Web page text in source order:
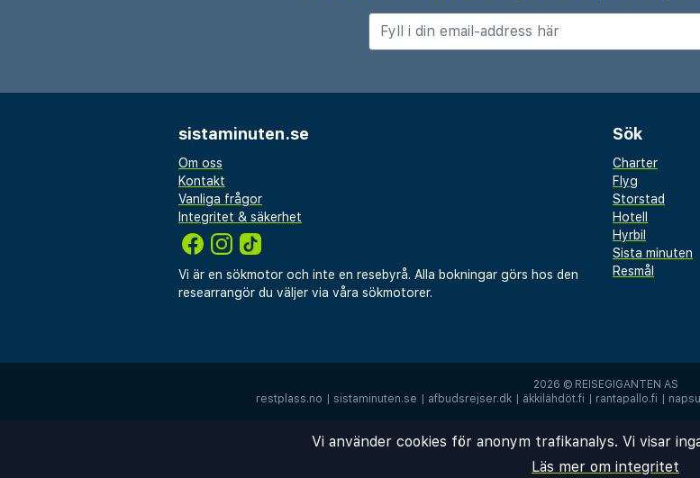
sistaminuten.se
Om oss
Kontakt
Vanliga frågor
Integritet & säkerhet
Vi är en sökmotor och inte en resebyrå. Alla bokningar görs hos den
researrangör du väljer via våra sökmotorer.
Sök
Charter
Flyg
Storstad
Hotell
Hyrbil
Sista minuten
Resmål
2026 © REISEGIGANTEN AS
restplass.no | sistaminuten.se | afbudsrejser.dk | äkkilähdöt.fi | rantapallo.fi |
Vi använder cookies för anonym trafikanalys. Vi visar
Läs mer om integritet